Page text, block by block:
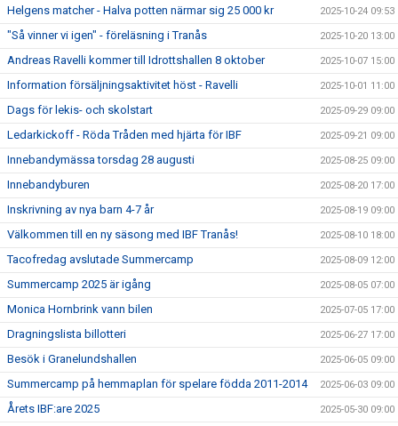
Helgens matcher - Halva potten närmar sig 25 000 kr 2025-10-24 09:53
"Så vinner vi igen" - föreläsning i Tranås 2025-10-20 13:00
Andreas Ravelli kommer till Idrottshallen 8 oktober 2025-10-07 15:00
Information försäljningsaktivitet höst - Ravelli 2025-10-01 11:00
Dags för lekis- och skolstart 2025-09-29 09:00
Ledarkickoff - Röda Tråden med hjärta för IBF 2025-09-21 09:00
Innebandymässa torsdag 28 augusti 2025-08-25 09:00
Innebandyburen 2025-08-20 17:00
Inskrivning av nya barn 4-7 år 2025-08-19 09:00
Välkommen till en ny säsong med IBF Tranås! 2025-08-10 18:00
Tacofredag avslutade Summercamp 2025-08-09 12:00
Summercamp 2025 är igång 2025-08-05 07:00
Monica Hornbrink vann bilen 2025-07-05 17:00
Dragningslista billotteri 2025-06-27 17:00
Besök i Granelundshallen 2025-06-05 09:00
Summercamp på hemmaplan för spelare födda 2011-2014 2025-06-03 09:00
Årets IBF:are 2025 2025-05-30 09:00